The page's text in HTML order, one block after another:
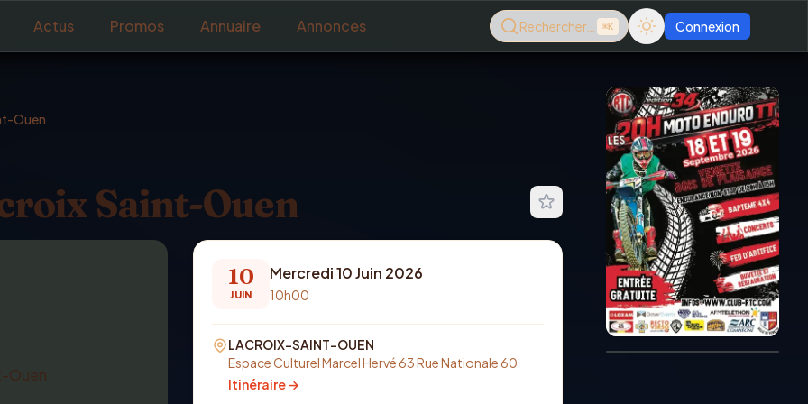
Actus Promos Annuaire Annonces Rechercher… ⌘K Connexion
Ouen
Saint-Ouen
10
JUIN
Mercredi 10 Juin 2026
10h00
LACROIX-SAINT-OUEN
Espace Culturel Marcel Hervé 63 Rue Nationale 60
Itinéraire →
Consultez le dernier
magazine en ligne
Août2026